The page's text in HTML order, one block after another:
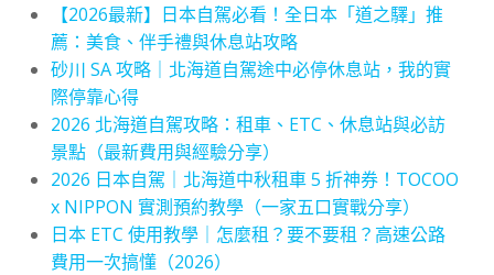
【2026最新】日本自駕必看！全日本「道之驛」推
薦：美食、伴手禮與休息站攻略
砂川 SA 攻略｜北海道自駕途中必停休息站，我的實
際停靠心得
2026 北海道自駕攻略：租車、ETC、休息站與必訪
景點（最新費用與經驗分享）
2026 日本自駕｜北海道中秋租車 5 折神券！TOCOO
x NIPPON 實測預約教學（一家五口實戰分享）
日本 ETC 使用教學｜怎麼租？要不要租？高速公路
費用一次搞懂（2026）